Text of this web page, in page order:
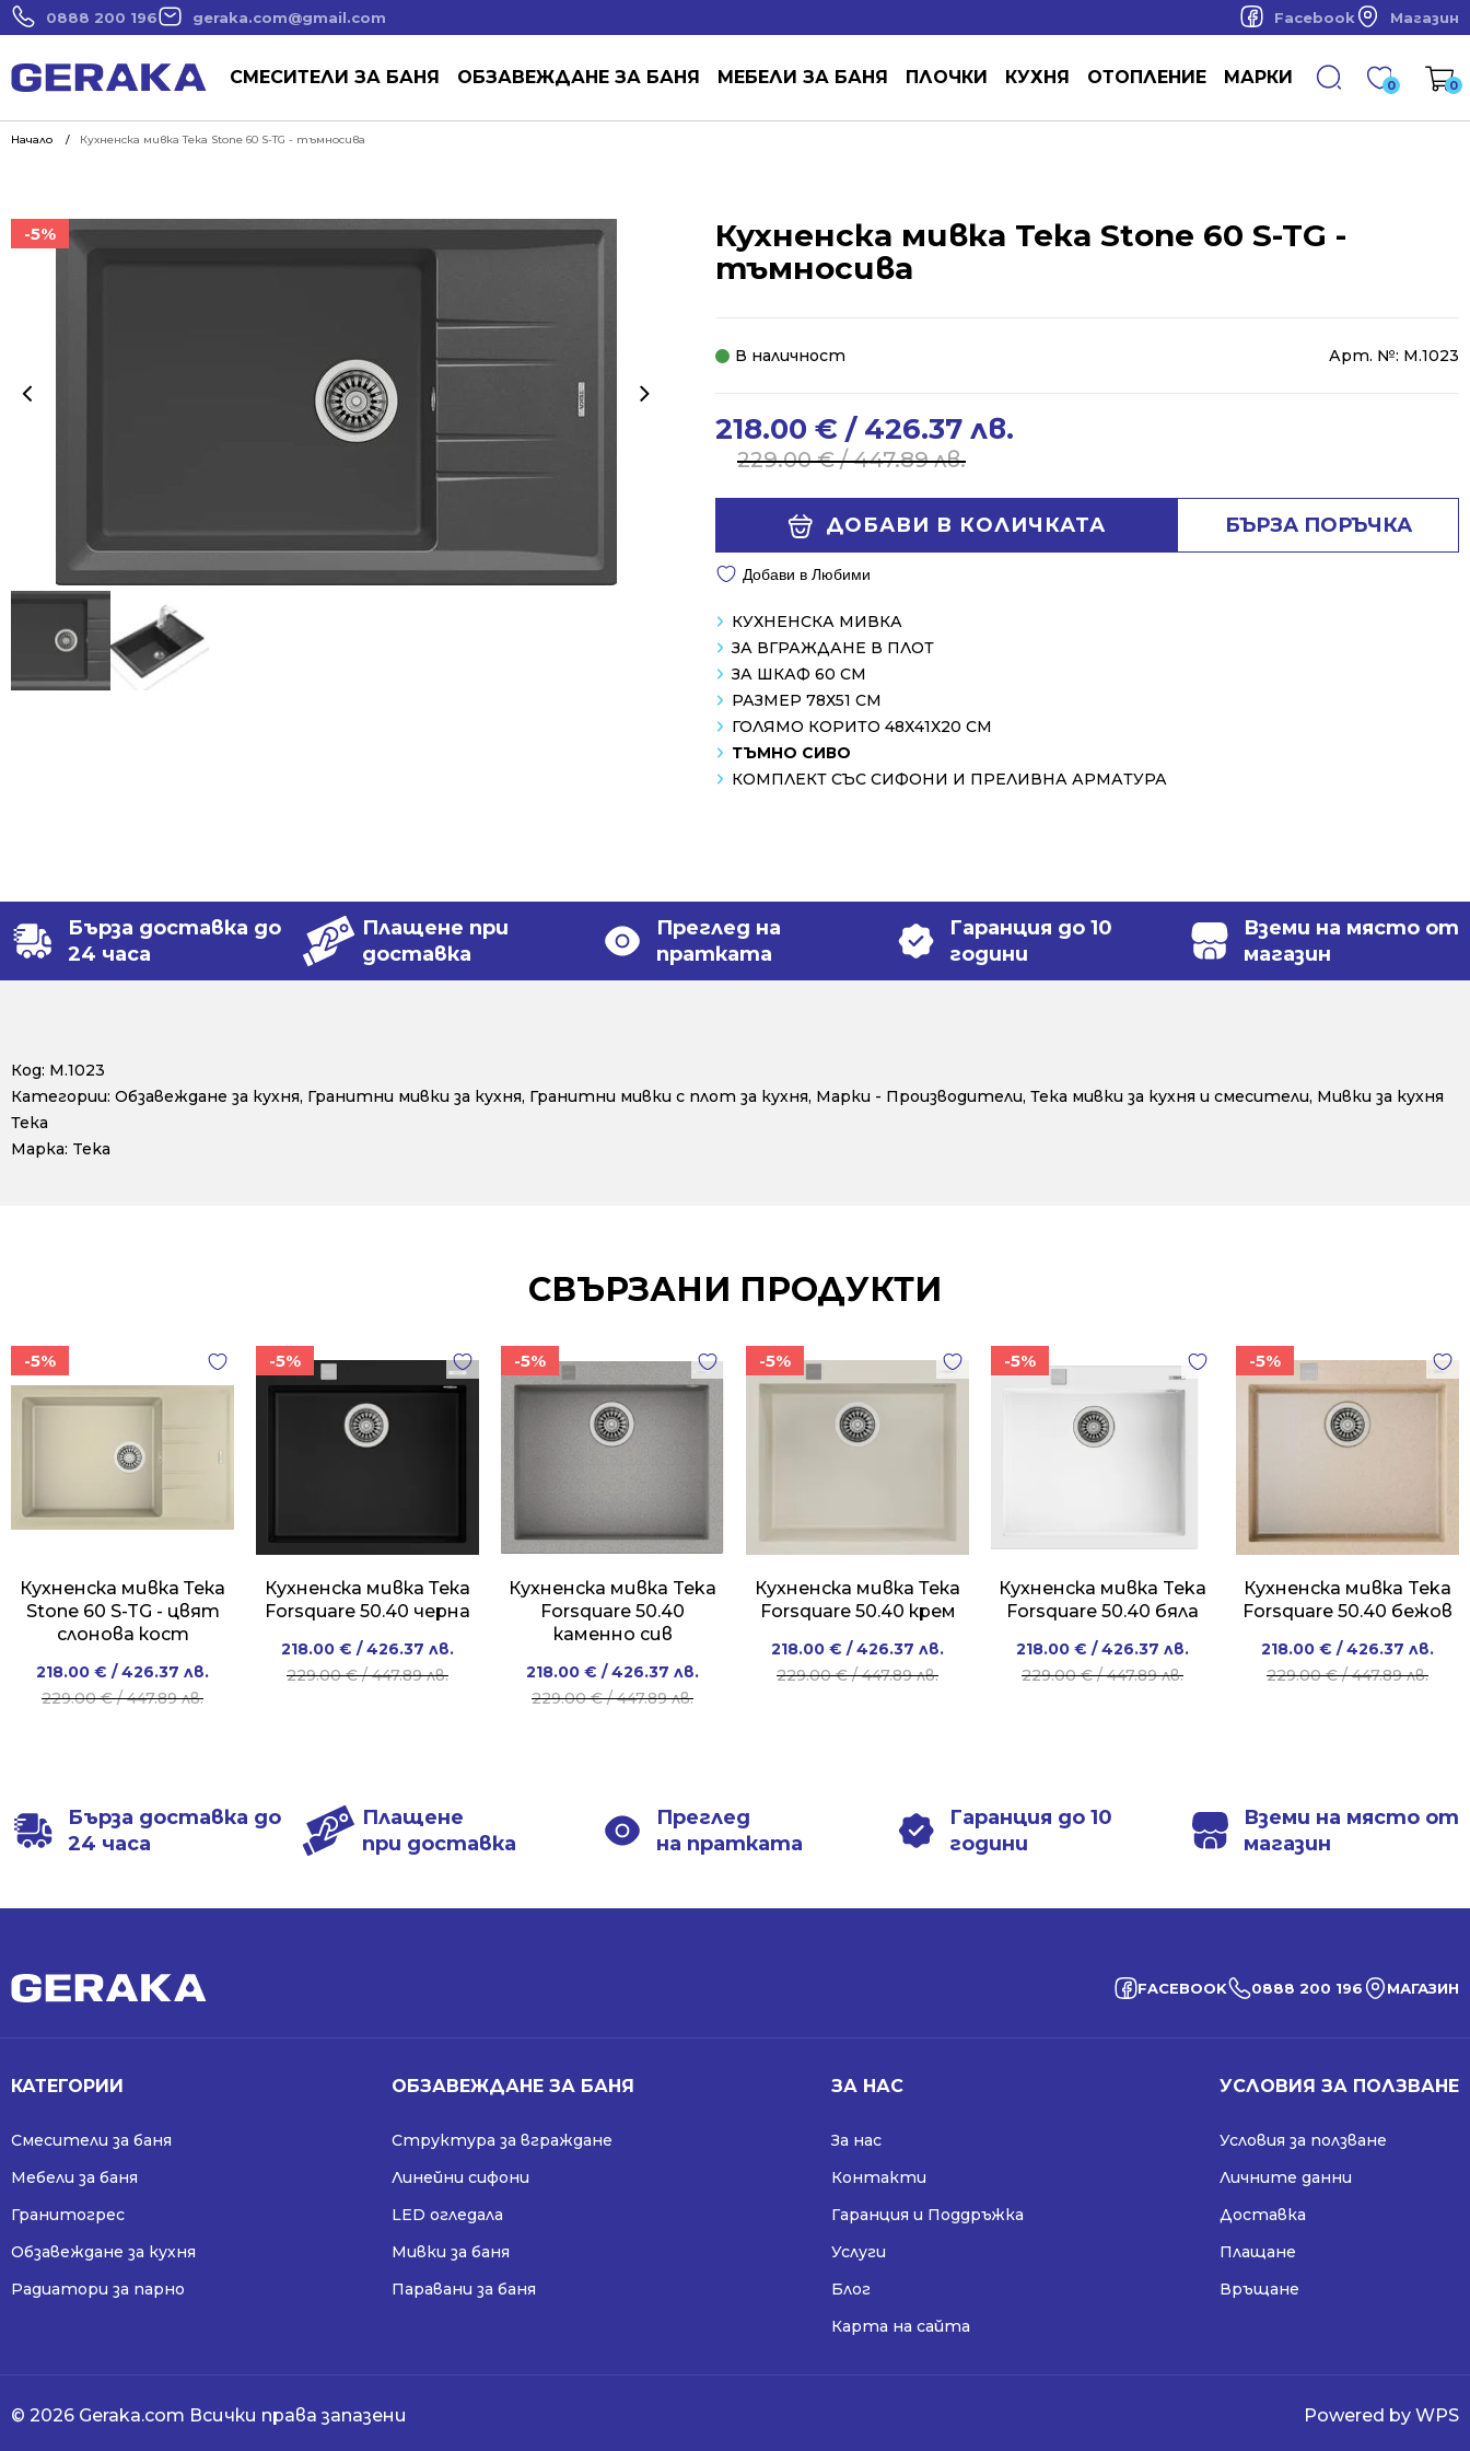
0888 200 196 geraka.com@gmail.com Facebook Магазин
СМЕСИТЕЛИ ЗА БАНЯ ОБЗАВЕЖДАНЕ ЗА БАНЯ МЕБЕЛИ ЗА БАНЯ ПЛОЧКИ КУХНЯ ОТОПЛЕНИЕ МАРКИ 0 0
Начало Кухненска мивка Тека Stone 60 S-TG - тъмносива
-5%
-5%
Кухненска мивка Тека Stone 60 S-TG -
тъмносива
В наличност Арт. №: М.1023
229.00€/ 447.89 лв.
Original
price
447.89 лв..
218.00 € / 426.37 лв.
Current
price
426.37 лв..
ДОБАВИ В КОЛИЧКАТА БЪРЗА ПОРЪЧКА
Добави в Любими
КУХНЕНСКА МИВКА
ЗА ВГРАЖДАНЕ В ПЛОТ
ЗА ШКАФ 60 СМ
РАЗМЕР 78Х51 СМ
ГОЛЯМО КОРИТО 48Х41Х20 СМ
ТЪМНО СИВО
КОМПЛЕКТ СЪС СИФОНИ И ПРЕЛИВНА АРМАТУРА
Бърза доставка до
24 часа
Плащене при
доставка
Преглед на
пратката
Гаранция до 10
години
Вземи на място от
магазин
Код: М.1023
Категории: Обзавеждане за кухня, Гранитни мивки за кухня, Гранитни мивки с плот за кухня, Марки - Производители, Тека мивки за кухня и смесители, Мивки за кухня
Тека
Марка: Teka
СВЪРЗАНИ ПРОДУКТИ
-5%
Кухненска мивка Тека
Stone 60 S-TG - цвят
слонова кост
229.00€/ 447.89 лв.
Original
price
218.00 € / 426.37 лв.
Current
price
-5%
Кухненска мивка Тека
Forsquare 50.40 черна
229.00€/ 447.89 лв.
Original
price
218.00 € / 426.37 лв.
Current
price
-5%
Кухненска мивка Teka
Forsquare 50.40
каменно сив
229.00€/ 447.89 лв.
Original
price
218.00 € / 426.37 лв.
Current
price
-5%
Кухненска мивка Тека
Forsquare 50.40 крем
229.00€/ 447.89 лв.
Original
price
218.00 € / 426.37 лв.
Current
price
-5%
Кухненска мивка Teka
Forsquare 50.40 бяла
229.00€/ 447.89 лв.
Original
price
218.00 € / 426.37 лв.
Current
price
-5%
Кухненска мивка Teka
Forsquare 50.40 бежов
229.00€/ 447.89 лв.
Original
price
218.00 € / 426.37 лв.
Current
price
Бърза доставка до
24 часа
Плащене
при доставка
Преглед
на пратката
Гаранция до 10
години
Вземи на място от
магазин
FACEBOOK 0888 200 196 МАГАЗИН
КАТЕГОРИИ
Смесители за баня
Мебели за баня
Гранитогрес
Обзавеждане за кухня
Радиатори за парно
ОБЗАВЕЖДАНЕ ЗА БАНЯ
Структура за вграждане
Линейни сифони
LED огледала
Мивки за баня
Паравани за баня
ЗА НАС
За нас
Контакти
Гаранция и Поддръжка
Услуги
Блог
Карта на сайта
УСЛОВИЯ ЗА ПОЛЗВАНЕ
Условия за ползване
Личните данни
Доставка
Плащане
Връщане
© 2026 Geraka.com Всички права запазени Powered by WPS